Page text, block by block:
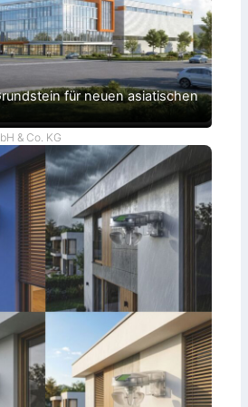
für neuen asiatischen
& Co. KG